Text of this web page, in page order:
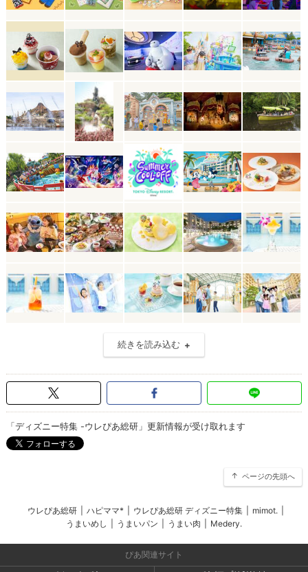
続きを読み込む
「ディズニー特集 -ウレぴあ総研」更新情報が受け取れます
ページの先頭へ
ウレぴあ総研 ハピママ* ウレぴあ総研 ディズニー特集 mimot.
うまいめし
うまいパン うまい肉 Medery.
ぴあ関連サイト